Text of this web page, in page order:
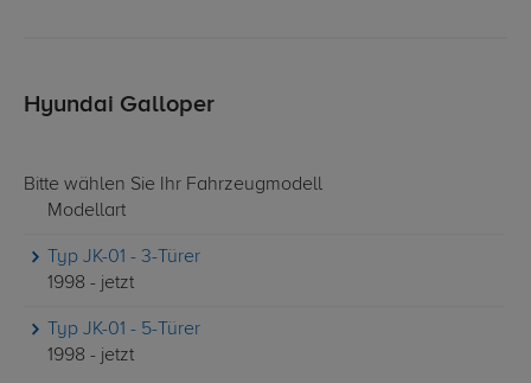
Hyundai Galloper
Bitte wählen Sie Ihr Fahrzeugmodell
Modellart
Typ JK-01 - 3-Türer
1998 - jetzt
Typ JK-01 - 5-Türer
1998 - jetzt